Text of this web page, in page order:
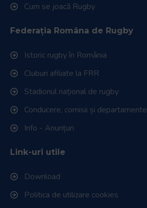
Cum se joacă Rugby
Federația Româna de Rugby
Istoric rugby în România
Cluburi afiliate la FRR
Stadionul național de rugby
Conducere, comisii și departamente
Info - Anunțuri
Link-uri utile
Download
Politica de utilizare cookies